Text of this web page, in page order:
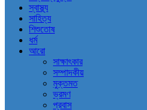
স্বাস্থ্য
সাহিত্য
শিশুতোষ
ধর্ম
আরো
সাক্ষাৎকার
সম্পাদকীয়
মুক্তমত
ভ্রমণ
প্রবাস